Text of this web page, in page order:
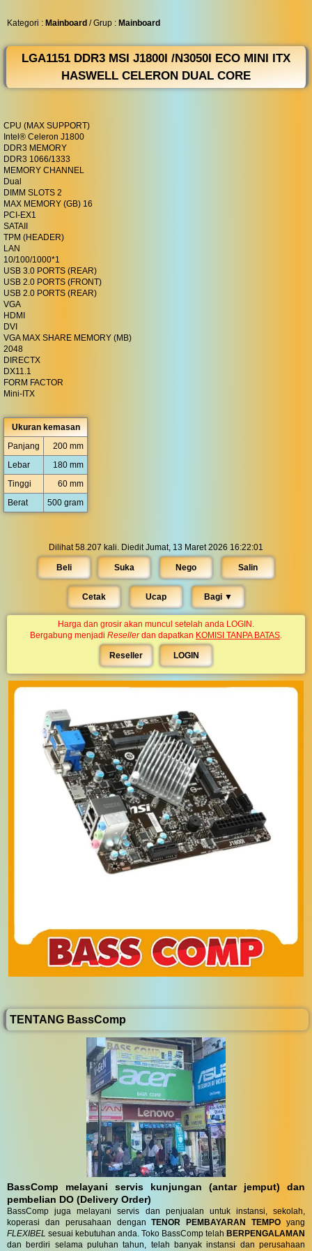
Kategori : Mainboard / Grup : Mainboard
LGA1151 DDR3 MSI J1800I /N3050I ECO MINI ITX
HASWELL CELERON DUAL CORE
CPU (MAX SUPPORT)
Intel® Celeron J1800
DDR3 MEMORY
DDR3 1066/1333
MEMORY CHANNEL
Dual
DIMM SLOTS 2
MAX MEMORY (GB) 16
PCI-EX1
SATAII
TPM (HEADER)
LAN
10/100/1000*1
USB 3.0 PORTS (REAR)
USB 2.0 PORTS (FRONT)
USB 2.0 PORTS (REAR)
VGA
HDMI
DVI
VGA MAX SHARE MEMORY (MB)
2048
DIRECTX
DX11.1
FORM FACTOR
Mini-ITX
Ukuran kemasan
Panjang
200 mm
Lebar
180 mm
Tinggi
60 mm
Berat
500 gram
Dilihat 58.207 kali. Diedit Jumat, 13 Maret 2026 16:22:01
Beli Suka Nego Salin
Cetak Ucap Bagi ▼︎
Harga dan grosir akan muncul setelah anda LOGIN.
Bergabung menjadi Resellerdan dapatkan KOMISI TANPA BATAS.
Reseller LOGIN
TENTANG BassComp
BassComp melayani servis kunjungan (antar jemput) dan
pembelian DO (Delivery Order)
BassComp juga melayani servis dan penjualan untuk instansi, sekolah,
koperasi dan perusahaan denganTENOR PEMBAYARAN TEMPO yang
FLEXIBEL sesuai kebutuhan anda. Toko BassComp telah BERPENGALAMAN
dan berdiri selama puluhan tahun, telah banyak instansi dan perusahaan